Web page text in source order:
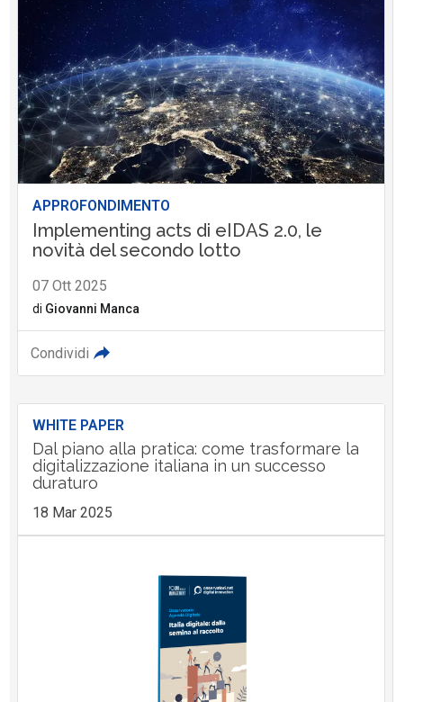
APPROFONDIMENTO
Implementing acts di eIDAS 2.0, le
novità del secondo lotto
07 Ott 2025
di Giovanni Manca
Condividi
WHITE PAPER
Dal piano alla pratica: come trasformare la
digitalizzazione italiana in un successo
duraturo
18 Mar 2025